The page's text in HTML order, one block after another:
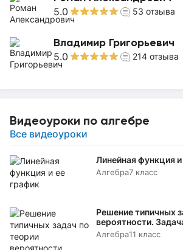
5.0 53 отзыва
Владимир Григорьевич
5.0 214 отзыва
Видеоуроки по алгебре
Все видеоуроки
Линейная функция
Алгебра7 класс
Решение типичных
вероятности.
Алгебра11 класс